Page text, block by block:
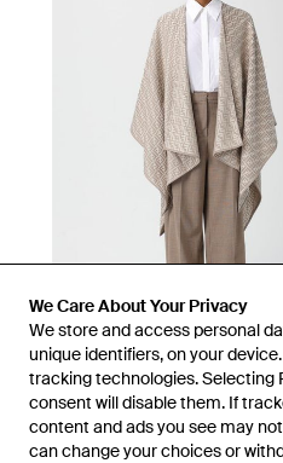
We Care About Your Privacy
We store and access personal
unique identifiers, on your
tracking technologies. Selecting
consent will disable them. If
content and ads you see may
can change your choices or